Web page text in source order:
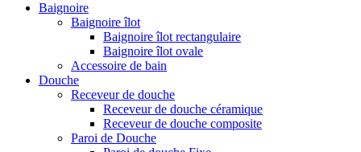
Baignoire
Baignoire îlot
Baignoire îlot rectangulaire
Baignoire îlot ovale
Accessoire de bain
Douche
Receveur de douche
Receveur de douche céramique
Receveur de douche composite
Paroi de Douche